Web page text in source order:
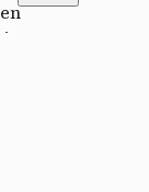
Het